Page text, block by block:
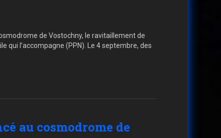
de Vostochny, le ravitaillement de
qui l’accompagne (PPN). Le 4 septembre, des
au cosmodrome de